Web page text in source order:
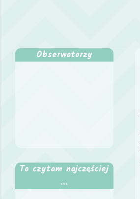
Obserwatorzy
To czytam najczęściej
...